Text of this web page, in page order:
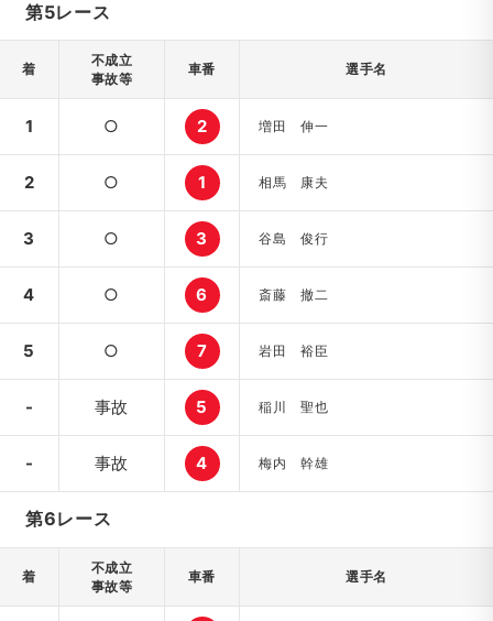
第5レース
着
不成立
事故等
車番 選手名
1 ○ 2 増田 伸一
2 ○ 1 相馬 康夫
3 ○ 3 谷島 俊行
4 ○ 6 斎藤 撤二
5 ○ 7 岩田 裕臣
- 事故 5 稲川 聖也
- 事故 4 梅内 幹雄
第6レース
着
不成立
事故等
車番 選手名